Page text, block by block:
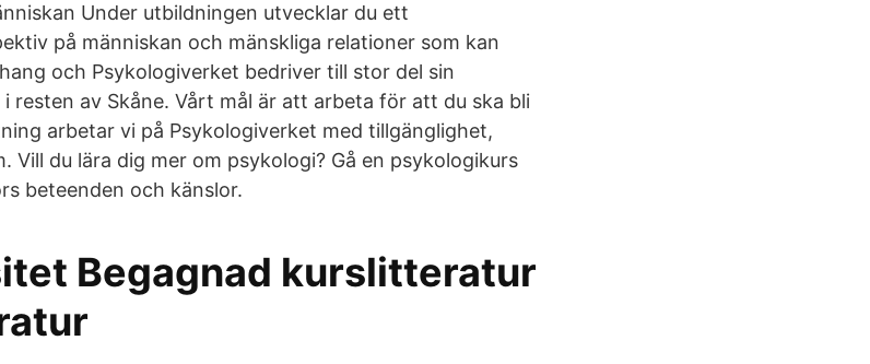
Under utbildningen utvecklar du ett
på människan och mänskliga relationer som kan
och Psykologiverket bedriver till stor del sin
resten av Skåne. Vårt mål är att arbeta för att du ska bli
arbetar vi på Psykologiverket med tillgänglighet,
Vill du lära dig mer om psykologi? Gå en psykologikurs
beteenden och känslor.
Begagnad kurslitteratur